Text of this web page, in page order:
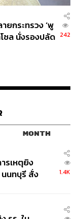
society/202
in-local-elections-
pacific/south-kor
after-ball
ยกระทรวง ‘พู
ซล นั่งรองปลัด 242
MONTH
รเหตุยิง
นนทบุรี สั่ง
1.4K